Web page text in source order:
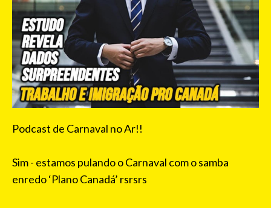
Podcast de Carnaval no Ar!!
Sim - estamos pulando o Carnaval com o samba
enredo ‘Plano Canadá’ rsrsrs